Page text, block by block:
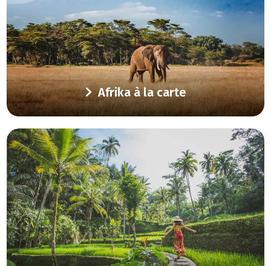
Afrika à la carte